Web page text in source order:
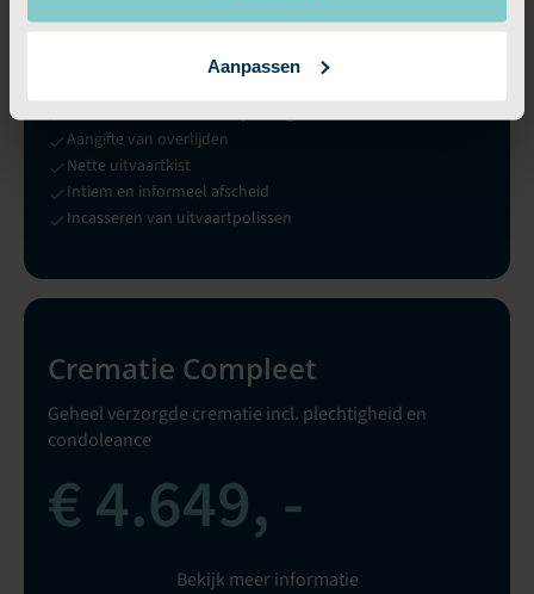
Aanpassen
Inhoud van Crematie Compact
Alles van Crematie Essentie
Aangifte van overlijden
Nette uitvaartkist
Intiem en informeel afscheid
Incasseren van uitvaartpolissen
Crematie Compleet
Geheel verzorgde crematie incl. plechtigheid en
condoleance
€ 4.649, -
Bekijk meer informatie